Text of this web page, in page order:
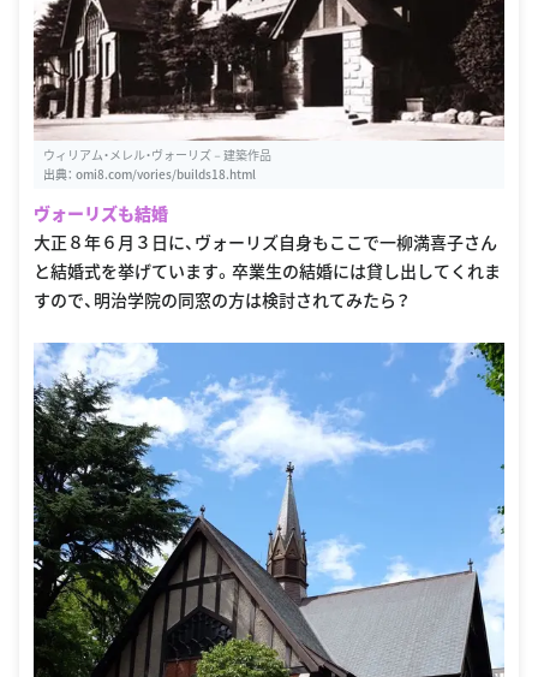
ウィリアム・メレル・ヴォーリズ－建築作品
出典： omi8.com/vories/builds18.html
ヴォーリズも結婚
大正８年６月３日に、ヴォーリズ自身もここで一柳満喜子さん
と結婚式を挙げています。卒業生の結婚には貸し出してくれま
すので、明治学院の同窓の方は検討されてみたら？